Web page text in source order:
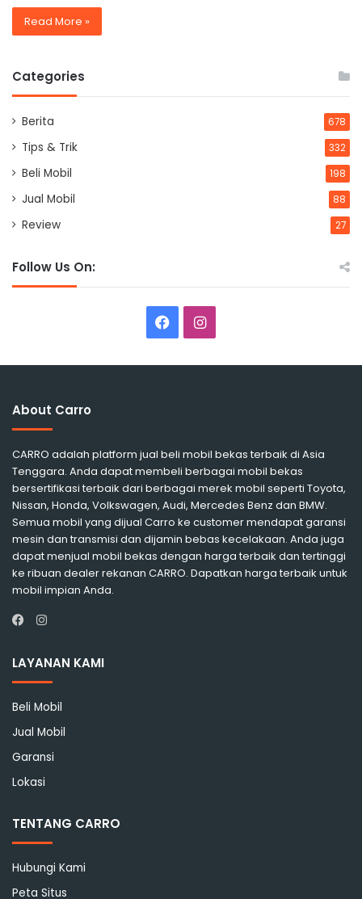
Read More »
Categories
Berita 678
Tips & Trik 332
Beli Mobil 198
Jual Mobil 88
Review 27
Follow Us On:
FacebookInstagram
About Carro
CARRO adalah platform jual beli mobil bekas terbaik di Asia
Tenggara. Anda dapat membeli berbagai mobil bekas
bersertifikasi terbaik dari berbagai merek mobil seperti Toyota,
Nissan, Honda, Volkswagen, Audi, Mercedes Benz dan BMW.
Semua mobil yang dijual Carro ke customer mendapat garansi
mesin dan transmisi dan dijamin bebas kecelakaan. Anda juga
dapat menjual mobil bekas dengan harga terbaik dan tertinggi
ke ribuan dealer rekanan CARRO. Dapatkan harga terbaik untuk
mobil impian Anda.
Instagram
LAYANAN KAMI
Beli Mobil
Jual Mobil
Garansi
Lokasi
TENTANG CARRO
Hubungi Kami
Peta Situs